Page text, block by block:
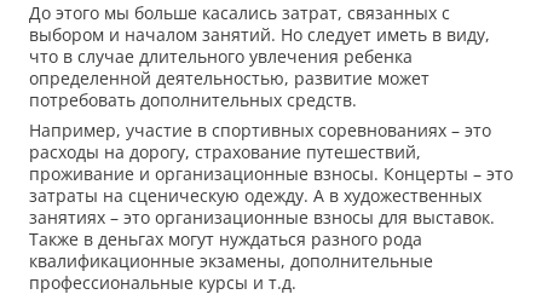
До этого мы больше касались затрат, связанных с
выбором и началом занятий. Но следует иметь в виду,
что в случае длительного увлечения ребенка
определенной деятельностью, развитие может
потребовать дополнительных средств.
Например, участие в спортивных соревнованиях – это
расходы на дорогу, страхование путешествий,
проживание и организационные взносы. Концерты – это
затраты на сценическую одежду. А в художественных
занятиях – это организационные взносы для выставок.
Также в деньгах могут нуждаться разного рода
квалификационные экзамены, дополнительные
профессиональные курсы и т.д.